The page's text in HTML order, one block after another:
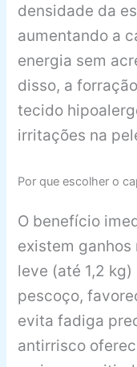
densidade da
aumentando a
energia sem
disso, a
tecido
irritações na
Por que escolher o
O benefício
existem
leve (até 1,2
pescoço,
evita fadiga
antirrisco